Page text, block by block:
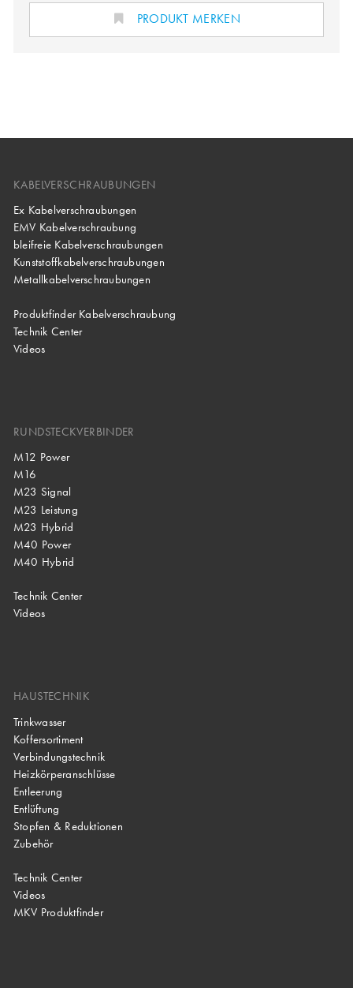
PRODUKT MERKEN
KABELVERSCHRAUBUNGEN
Ex Kabelverschraubungen
EMV Kabelverschraubung
bleifreie Kabelverschraubungen
Kunststoffkabelverschraubungen
Metallkabelverschraubungen
Produktfinder Kabelverschraubung
Technik Center
Videos
RUNDSTECKVERBINDER
M12 Power
M16
M23 Signal
M23 Leistung
M23 Hybrid
M40 Power
M40 Hybrid
Technik Center
Videos
HAUSTECHNIK
Trinkwasser
Koffersortiment
Verbindungstechnik
Heizkörperanschlüsse
Entleerung
Entlüftung
Stopfen & Reduktionen
Zubehör
Technik Center
Videos
MKV Produktfinder